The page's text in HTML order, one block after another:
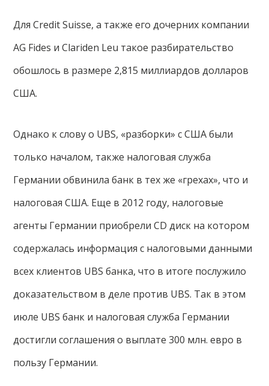
Для Credit Suisse, а также его дочерних компании
AG Fides и Clariden Leu такое разбирательство
обошлось в размере 2,815 миллиардов долларов
США.
Однако к слову о UBS, «разборки» с США были
только началом, также налоговая служба
Германии обвинила банк в тех же «грехах», что и
налоговая США. Еще в 2012 году, налоговые
агенты Германии приобрели СD диск на котором
содержалась информация с налоговыми данными
всех клиентов UBS банка, что в итоге послужило
доказательством в деле против UBS. Так в этом
июле UBS банк и налоговая служба Германии
достигли соглашения о выплате 300 млн. евро в
пользу Германии.